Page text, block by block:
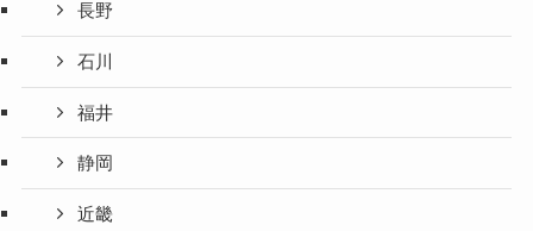
長野
石川
福井
静岡
近畿